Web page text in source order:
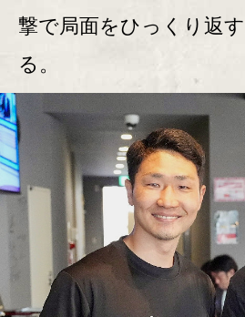
撃で局面をひっくり返
る。